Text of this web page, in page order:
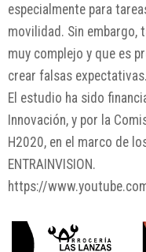
especialmente para
movilidad. Sin embargo,
muy complejo y que es
crear falsas expectativas.
El estudio ha sido
Innovación, y por la
H2020, en el marco de
ENTRAINVISION.
https://